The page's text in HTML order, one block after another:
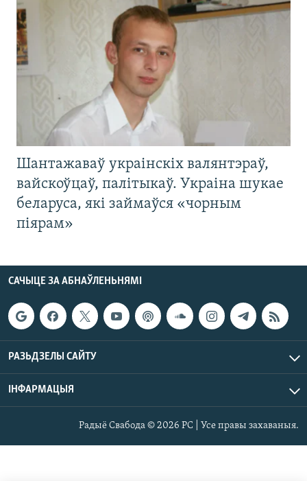
Шантажаваў украінскіх валянтэраў,
вайскоўцаў, палітыкаў. Украіна шукае
беларуса, які займаўся «чорным
піярам»
САЧЫЦЕ ЗА АБНАЎЛЕНЬНЯМІ
РАЗЬДЗЕЛЫ САЙТУ
ІНФАРМАЦЫЯ
Радыё Свабода © 2026 РС | Усе правы захаваныя.